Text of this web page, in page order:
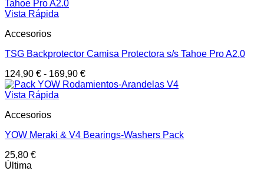
Vista Rápida
Accesorios
TSG Backprotector Camisa Protectora s/s Tahoe Pro A2.0
124,90 € - 169,90 €
Vista Rápida
Accesorios
YOW Meraki & V4 Bearings-Washers Pack
25,80 €
Última